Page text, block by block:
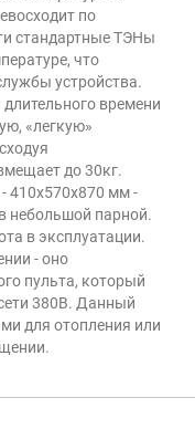
по
стандартные ТЭНы
что
устройства.
времени
«легкую»
до 30кг.
410x570x870 мм -
небольшой парной.
в эксплуатации.
- оно
пульта, который
380В. Данный
для отопления или